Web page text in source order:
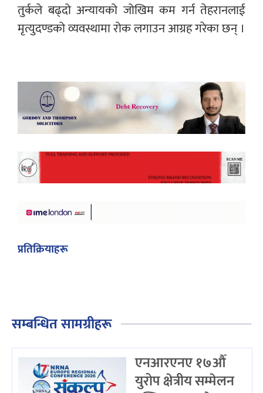
तुर्कले बढ्दो अन्यायको जोखिम कम गर्न तेहरानलाई
मृत्युदण्डको व्यवस्थामा रोक लगाउन आग्रह गरेका छन् ।
प्रतिक्रियाहरू
सम्बन्धित सामग्रीहरू
एनआरएनए १७औँ
युरोप क्षेत्रीय सम्मेलन